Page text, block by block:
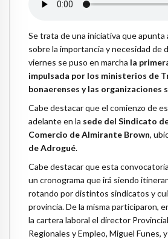
Se trata de una iniciativa que apunta
sobre la importancia y necesidad de
viernes se puso en marcha la
impulsada por los ministerios de
bonaerenses y las organizaciones
Cabe destacar que el comienzo de
adelante en la sede del Sindicato
Comercio de Almirante Brown,
de Adrogué.
Cabe destacar que esta
un cronograma que irá siendo
rotando por distintos sindicatos y
provincia. De la misma participaron,
la cartera laboral el director
Regionales y Empleo, Miguel Funes,